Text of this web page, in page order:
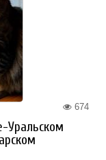
674
Уральском